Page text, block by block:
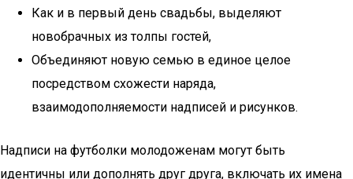
Как и в первый день свадьбы, выделяют
новобрачных из толпы гостей,
Объединяют новую семью в единое целое
посредством схожести наряда,
взаимодополняемости надписей и рисунков.
Надписи на футболки молодоженам могут быть
идентичны или дополнять друг друга, включать их имена